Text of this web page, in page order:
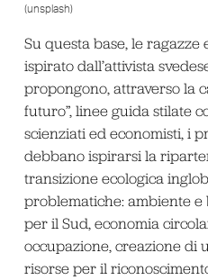
(unsplash)
Su questa base, le
ispirato dall’attivista
propongono, attraverso la
futuro”, linee guida stilate
scienziati ed economisti, i
debbano ispirarsi la
transizione ecologica
problematiche: ambiente e
per il Sud, economia
occupazione, creazione di
risorse per il